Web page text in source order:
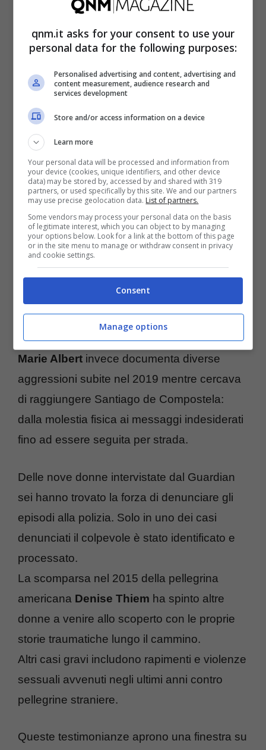
attirando particolarmente le donne. L’anno
il cammino, molte delle quali intraprendendo
popolarità mette purtroppo in luce anche
l’aumento dei rischi legati alla sicurezza
personale.
Moleste sul Cammino di Santiago, le
testimonianze dirette sono agghiaccianti
Rosie, una giovane donna di 25 anni, ha
vissuto momenti di terrore quando si è
trovata faccia a faccia con un uomo senza
pantaloni che si masturbava mentre la
Portogallo. La sua chiamata alla polizia
locale è rimasta senza risposta.
Marie Albert invece documenta diverse
aggressioni subite nel 2019 mentre cercava
di raggiungere Santiago de Compostela:
dalla molestia fisica ai messaggi indesiderati
fino ad essere seguita per strada.
Delle nove donne intervistate dal Guardian
sei hanno trovato la forza di denunciare gli
episodi alla polizia. Solo in uno dei casi
denunciati il colpevole è stato identificato e
processato.
La scomparsa nel 2015 della pellegrina
americana Denise Thiem ha spinto altre
donne a venire allo scoperto con le proprie
storie traumatiche lungo il cammino.
Altri casi gravi includono rapimenti e violenze
sessuali avvenuti negli ultimi anni contro
pellegrine straniere.
Queste testimonianze aprono una finestra su
qnm.it asks for your consent to use your
personal data for the following purposes:
Personalised advertising and content, advertising and
content measurement, audience research and
services development
Store and/or access information on a device
Learn more
Your personal data will be processed and information from
your device (cookies, unique identifiers, and other device
data) may be stored by, accessed by and shared with 319
partners, or used specifically by this site. We and our partners
may use precise geolocation data. List of partners.
Some vendors may process your personal data on the basis
of legitimate interest, which you can object to by managing
your options below. Look for a link at the bottom of this page
or in the site menu to manage or withdraw consent in privacy
and cookie settings.
Consent
Manage options